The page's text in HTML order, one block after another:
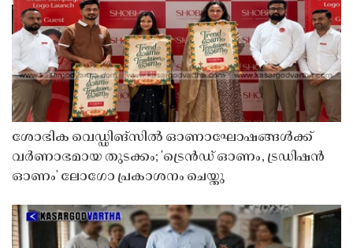
ശോഭിക വെഡ്ഡിങ്സിൽ ഓണാഘോഷങ്ങൾക്ക്
വർണാഭമായ തുടക്കം; 'ട്രെൻഡ് ഓണം, ട്രഡിഷൻ
ഓണം' ലോഗോ പ്രകാശനം ചെയ്തു